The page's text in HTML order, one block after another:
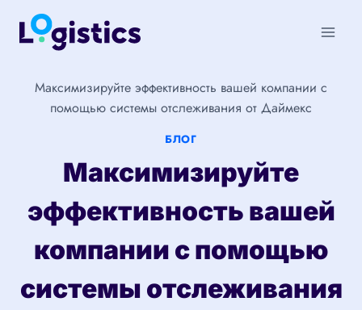
Перейти
Максимизируйте эффективность вашей компании с
помощью системы отслеживания от Даймекс
БЛОГ
Максимизируйте
эффективность вашей
компании с помощью
системы отслеживания